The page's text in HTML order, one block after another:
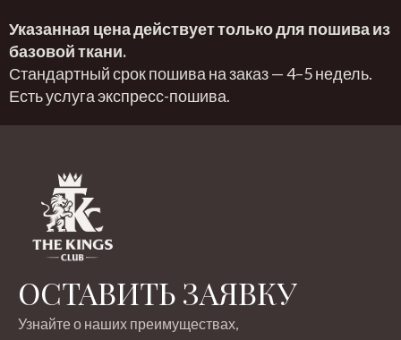
Указанная цена действует только для пошива из
базовой ткани.
Стандартный срок пошива на заказ — 4–5 недель.
Есть услуга экспресс-пошива.
ОСТАВИТЬ ЗАЯВКУ
Узнайте о наших преимуществах,